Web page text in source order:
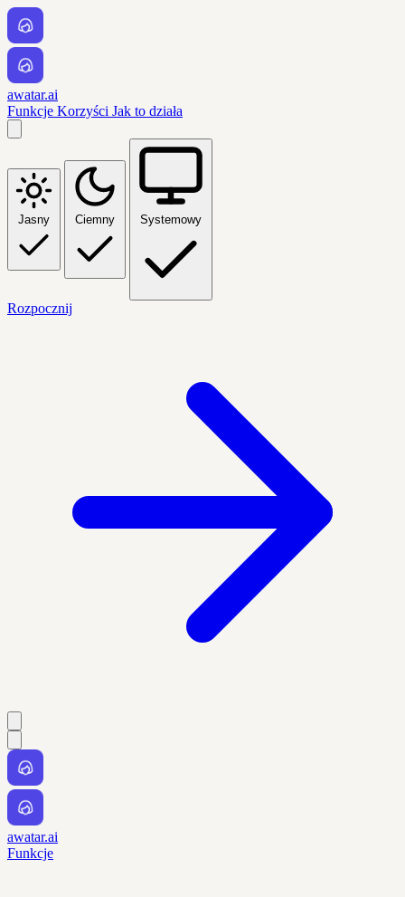
awatar.ai
Funkcje Korzyści Jak to działa
Jasny Ciemny Systemowy
Rozpocznij
awatar.ai
Funkcje